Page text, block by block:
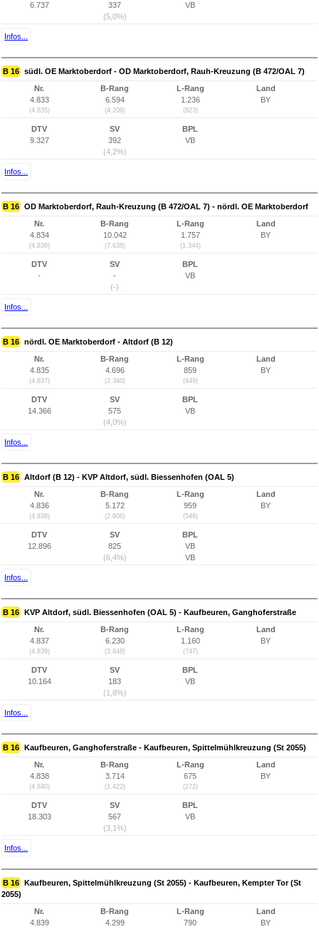
6.737
337
(5,0%)
VB
Infos...
B 16 südl. OE Marktoberdorf - OD Marktoberdorf, Rauh-Kreuzung (B 472/OAL 7)
Nr.
4.833
(4.835)
B-Rang
6.594
(4.209)
L-Rang
1.236
(823)
Land
BY
DTV
9.327
SV
392
(4,2%)
BPL
VB
Infos...
B 16 OD Marktoberdorf, Rauh-Kreuzung (B 472/OAL 7) - nördl. OE Marktoberdorf
Nr.
4.834
(4.836)
B-Rang
10.042
(7.638)
L-Rang
1.757
(1.344)
Land
BY
DTV
-
SV
-
(-)
BPL
VB
Infos...
B 16 nördl. OE Marktoberdorf - Altdorf (B 12)
Nr.
4.835
(4.837)
B-Rang
4.696
(2.340)
L-Rang
859
(449)
Land
BY
DTV
14.366
SV
575
(4,0%)
BPL
VB
Infos...
B 16 Altdorf (B 12) - KVP Altdorf, südl. Biessenhofen (OAL 5)
Nr.
4.836
(4.838)
B-Rang
5.172
(2.806)
L-Rang
959
(546)
Land
BY
DTV
12.896
SV
825
(6,4%)
BPL
VB
VB
Infos...
B 16 KVP Altdorf, südl. Biessenhofen (OAL 5) - Kaufbeuren, Ganghoferstraße
Nr.
4.837
(4.839)
B-Rang
6.230
(3.848)
L-Rang
1.160
(747)
Land
BY
DTV
10.164
SV
183
(1,8%)
BPL
VB
Infos...
B 16 Kaufbeuren, Ganghoferstraße - Kaufbeuren, Spittelmühlkreuzung (St 2055)
Nr.
4.838
(4.840)
B-Rang
3.714
(1.422)
L-Rang
675
(272)
Land
BY
DTV
18.303
SV
567
(3,1%)
BPL
VB
Infos...
B 16 Kaufbeuren, Spittelmühlkreuzung (St 2055) - Kaufbeuren, Kempter Tor (St
2055)
Nr.
4.839
B-Rang
4.299
L-Rang
790
Land
BY